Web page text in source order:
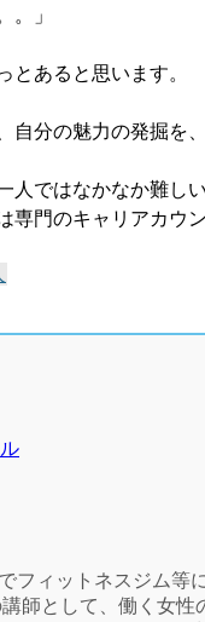
。」
とあると思います。
自分の魅力の発掘を
ではなかなか難しい
専門のキャリアカウ
フィットネスジム等
師として、働く女